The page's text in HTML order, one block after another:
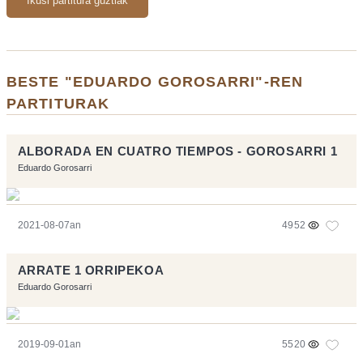
BESTE "EDUARDO GOROSARRI"-REN
PARTITURAK
ALBORADA EN CUATRO TIEMPOS - GOROSARRI 1
Eduardo Gorosarri
2021-08-07an 4952
ARRATE 1 ORRIPEKOA
Eduardo Gorosarri
2019-09-01an 5520